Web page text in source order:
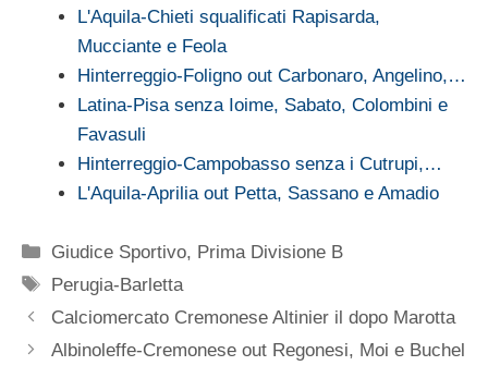
L'Aquila-Chieti squalificati Rapisarda,
Mucciante e Feola
Hinterreggio-Foligno out Carbonaro, Angelino,…
Latina-Pisa senza Ioime, Sabato, Colombini e
Favasuli
Hinterreggio-Campobasso senza i Cutrupi,…
L'Aquila-Aprilia out Petta, Sassano e Amadio
Categorie
Giudice Sportivo, Prima Divisione B
Tag
Perugia-Barletta
Calciomercato Cremonese Altinier il dopo Marotta
Albinoleffe-Cremonese out Regonesi, Moi e Buchel